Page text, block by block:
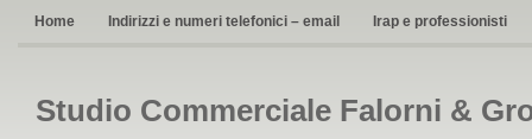
Home Indirizzi e numeri telefonici – email Irap e professionisti
Studio Commerciale Falorni &